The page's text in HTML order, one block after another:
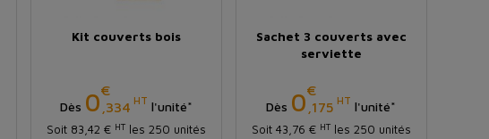
Kit couverts bois
Dès 0€
,334 HT l'unité*
Soit 83,42 € HTles 250 unités
Sachet 3 couverts avec
serviette
Dès 0€
,175 HT l'unité*
Soit 43,76 € HTles 250 unités